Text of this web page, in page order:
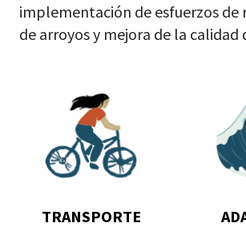
implementación de esfuerzos de
de arroyos y mejora de la calidad
Go
to
Transporte
Alternativo
TRANSPORTE